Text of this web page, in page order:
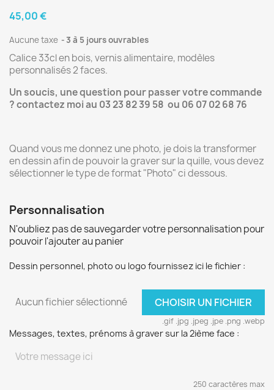
45,00 €
Aucune taxe 3 à 5 jours ouvrables
Calice 33cl en bois, vernis alimentaire, modèles
personnalisés 2 faces.
Un soucis, une question pour passer votre commande
? contactez moi au 03 23 82 39 58 ou 06 07 02 68 76
Quand vous me donnez une photo, je dois la transformer
en dessin afin de pouvoir la graver sur la quille, vous devez
sélectionner le type de format "Photo" ci dessous.
Personnalisation
N'oubliez pas de sauvegarder votre personnalisation pour
pouvoir l'ajouter au panier
Dessin personnel, photo ou logo fournissez ici le fichier :
Aucun fichier sélectionné CHOISIR UN FICHIER
.gif .jpg .jpeg .jpe .png .webp
Messages, textes, prénoms à graver sur la 2ième face :
250 caractères max